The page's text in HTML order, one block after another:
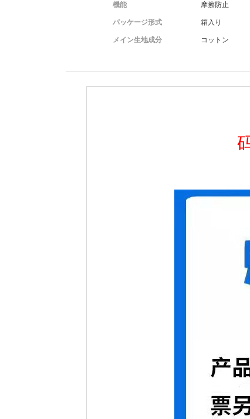
機能 摩擦防止
パッケージ形式 箱入り
メイン生地成分 コットン